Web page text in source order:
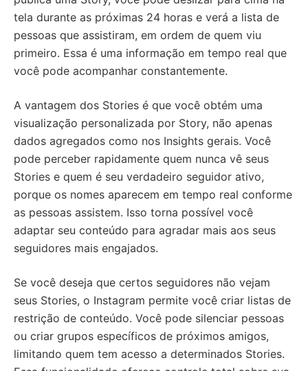
tela durante as próximas 24 horas e verá a lista de
pessoas que assistiram, em ordem de quem viu
primeiro. Essa é uma informação em tempo real que
você pode acompanhar constantemente.
A vantagem dos Stories é que você obtém uma
visualização personalizada por Story, não apenas
dados agregados como nos Insights gerais. Você
pode perceber rapidamente quem nunca vê seus
Stories e quem é seu verdadeiro seguidor ativo,
porque os nomes aparecem em tempo real conforme
as pessoas assistem. Isso torna possível você
adaptar seu conteúdo para agradar mais aos seus
seguidores mais engajados.
Se você deseja que certos seguidores não vejam
seus Stories, o Instagram permite você criar listas de
restrição de conteúdo. Você pode silenciar pessoas
ou criar grupos específicos de próximos amigos,
limitando quem tem acesso a determinados Stories.